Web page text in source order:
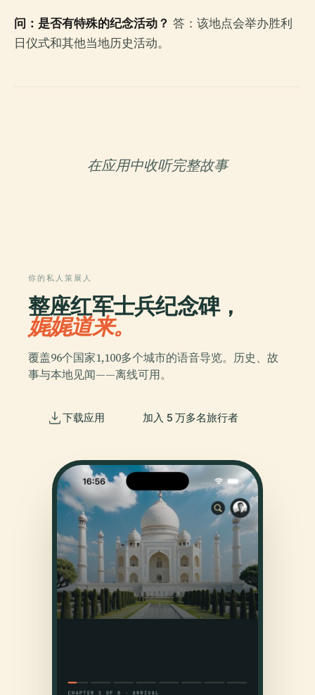
问：是否有特殊的纪念活动？ 答：该地点会举办胜利
日仪式和其他当地历史活动。
在应用中收听完整故事
你的私人策展人
整座红军士兵纪念碑，
娓娓道来。
覆盖96个国家1,100多个城市的语音导览。历史、故
事与本地见闻——离线可用。
下载应用 加入 5 万多名旅行者